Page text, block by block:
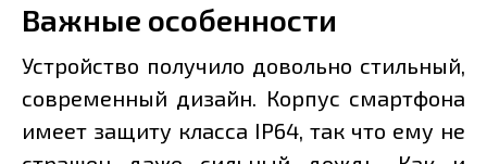
Важные особенности
Устройство получило довольно стильный,
современный дизайн. Корпус смартфона
имеет защиту класса IP64, так что ему не